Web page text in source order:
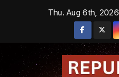
Thu. Aug 6th, 2026